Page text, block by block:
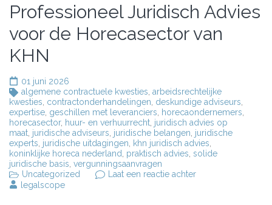
Professioneel Juridisch Advies
voor de Horecasector van
KHN
01 juni 2026
algemene contractuele kwesties arbeidsrechtelijke
kwesties contractonderhandelingen deskundige adviseurs
expertise geschillen met leveranciers horecaondernemers
horecasector, huur- en verhuurrecht juridisch advies op
maat juridische adviseurs juridische belangen juridische
experts juridische uitdagingen khn juridisch advies
koninklijke horeca nederland
praktisch advies solide
juridische basis vergunningsaanvragen
Uncategorized
Laat een reactie achterop
legalscope